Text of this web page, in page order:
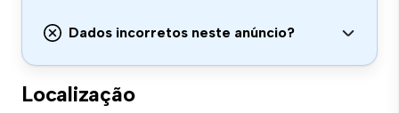
Dados incorretos neste anúncio?
Localização